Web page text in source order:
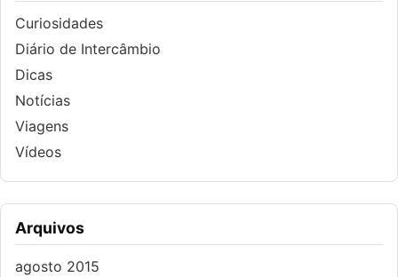
Curiosidades
Diário de Intercâmbio
Dicas
Notícias
Viagens
Vídeos
Arquivos
agosto 2015